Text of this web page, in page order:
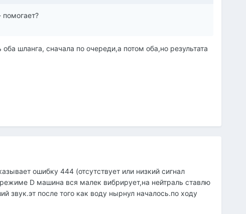
шланга, сначала по очереди,а потом оба,но результата
ошибку 444 (отсутствует или низкий сигнал
D машина вся малек вибрирует,на нейтраль ставлю
звук.эт после того как воду нырнул началось.по ходу